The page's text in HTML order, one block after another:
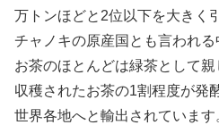
万トンほどと2位以下を大きく
チャノキの原産国とも言われ
お茶のほとんどは緑茶として親
収穫されたお茶の1割程度が発
世界各地へと輸出されています